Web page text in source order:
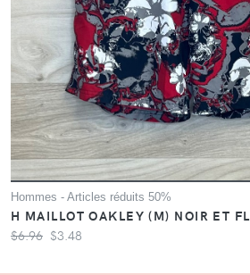
Hommes - Articles réduits 50%
H MAILLOT OAKLEY (M) NOIR ET
$6.96 $3.48